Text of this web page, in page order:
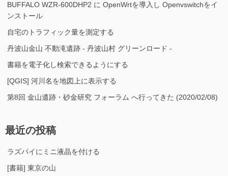
BUFFALO WZR-600DHP2 に OpenWrtを導入し Openvswitchをイ
ンストール
自宅のトラフィック量を測定する
丹波山金山 不動滝遺跡 - 丹波山村 グリーンロード -
書籍を電子化し検索できるようにする
[QGIS] 河川名を地図上に表示する
第8回 金山遺跡・砂金研究 フォーラム へ行ってきた (2020/02/08)
最近の投稿
ラズパイにミニ液晶を付ける
[書籍] 東京の山